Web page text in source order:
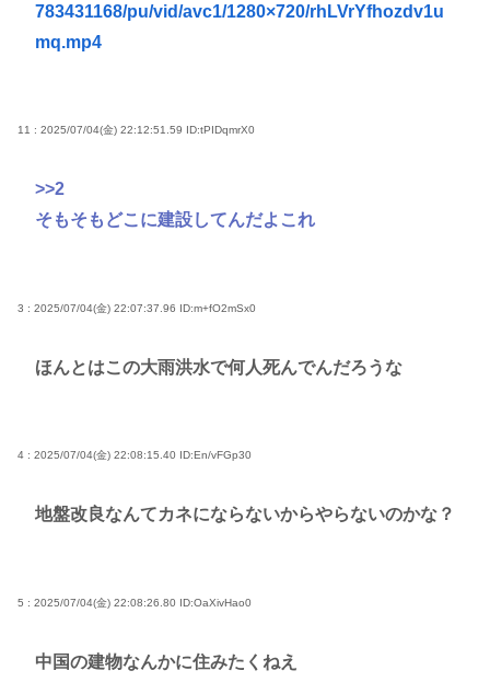
783431168/pu/vid/avc1/1280×720/rhLVrYfhozdv1u
mq.mp4
11 : 2025/07/04(金) 22:12:51.59 ID:tPIDqmrX0
>>2
そもそもどこに建設してんだよこれ
3 : 2025/07/04(金) 22:07:37.96 ID:m+fO2mSx0
ほんとはこの大雨洪水で何人死んでんだろうな
4 : 2025/07/04(金) 22:08:15.40 ID:En/vFGp30
地盤改良なんてカネにならないからやらないのかな？
5 : 2025/07/04(金) 22:08:26.80 ID:OaXivHao0
中国の建物なんかに住みたくねえ